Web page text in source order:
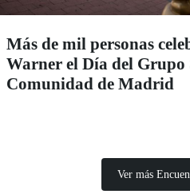
Más de mil personas
Warner el Día del Grupo
Comunidad de Madrid
Ver más